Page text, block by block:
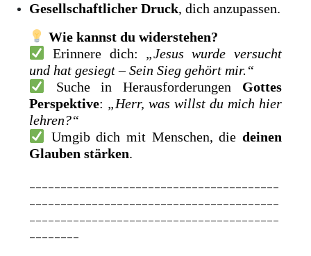
Gesellschaftlicher Druck, dich anzupassen.
Wie kannst du widerstehen?
Erinnere dich: „Jesus wurde versucht
und hat gesiegt – Sein Sieg gehört mir.“
Suche in Herausforderungen Gottes
Perspektive: „Herr, was willst du mich hier
lehren?“
Umgib dich mit Menschen, die deinen
Glauben stärken.